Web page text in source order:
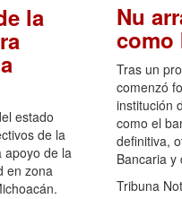
la
estado
de la
apoyo de la
en zona
Nu
como
Tras un
comenzó
institución
como el
definitiva,
Bancaria y
Tribuna